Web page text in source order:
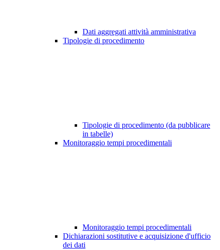
Dati aggregati attività amministrativa
Tipologie di procedimento
Tipologie di procedimento (da pubblicare
in tabelle)
Monitoraggio tempi procedimentali
Monitoraggio tempi procedimentali
Dichiarazioni sostitutive e acquisizione d'ufficio
dei dati